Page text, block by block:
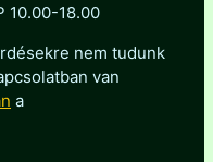
10.00-18.00
nem tudunk
van
a